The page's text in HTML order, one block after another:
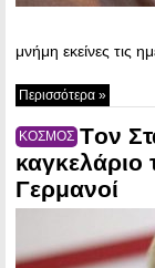
μνήμη εκείνες τις
Περισσότερα »
ΚΟΣΜΟΣ Tον
Γερμανοί